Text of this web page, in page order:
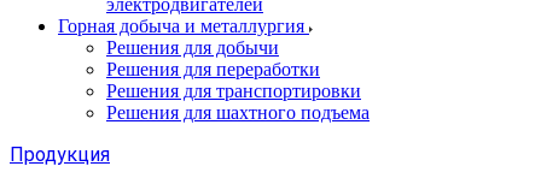
электродвигателей
Горная добыча и металлургия
Решения для добычи
Решения для переработки
Решения для транспортировки
Решения для шахтного подъема
Продукция